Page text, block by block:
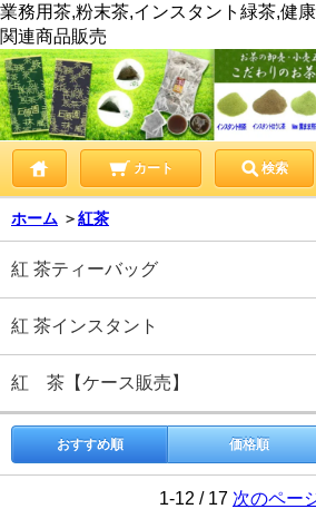
業務用茶,粉末茶,インスタント緑茶,健
関連商品販売
カート 検索
ホーム ＞紅茶
紅 茶ティーバッグ
紅 茶インスタント
紅 茶【ケース販売】
おすすめ順 価格順
1-12 / 17 次のペー